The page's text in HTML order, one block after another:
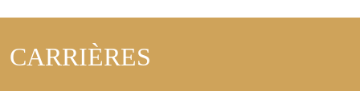
CARRIÈRES